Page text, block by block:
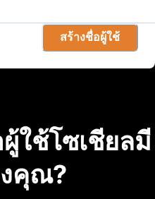
สร้างชื่อผู้ใช้
ใช้โซเชียลมี
คุณ?